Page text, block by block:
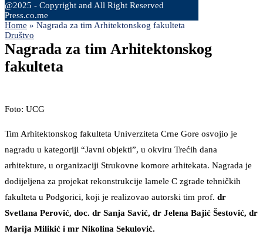
@2025 - Copyright and All Right Reserved
Press.co.me
Home » Nagrada za tim Arhitektonskog fakulteta
Društvo
Nagrada za tim Arhitektonskog
fakulteta
Foto: UCG
Tim Arhitektonskog fakulteta Univerziteta Crne Gore osvojio je
nagradu u kategoriji “Javni objekti”, u okviru Trećih dana
arhitekture, u organizaciji Strukovne komore arhitekata. Nagrada je
dodijeljena za projekat rekonstrukcije lamele C zgrade tehničkih
fakulteta u Podgorici, koji je realizovao autorski tim prof. dr
Svetlana Perović, doc. dr Sanja Savić, dr Jelena Bajić Šestović, dr
Marija Milikić i mr Nikolina Sekulović.